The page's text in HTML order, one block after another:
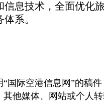
信息技术，全面优化
系。
际空港信息网”的稿件
他媒体、网站或个人